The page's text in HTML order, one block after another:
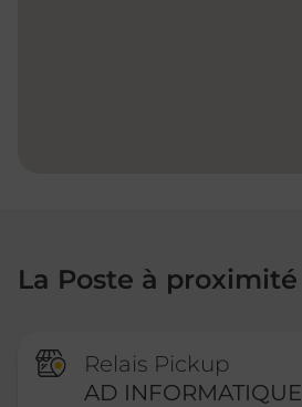
La Poste à proximité
Relais Pickup
AD INFORMATIQUE